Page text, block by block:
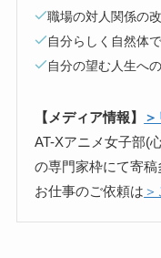
職場の対人関係の
自分らしく自然体
自分の望む人生へ
【メディア情報】
AT-Xアニメ女子部(
の専門家枠にて寄稿
お仕事のご依頼は